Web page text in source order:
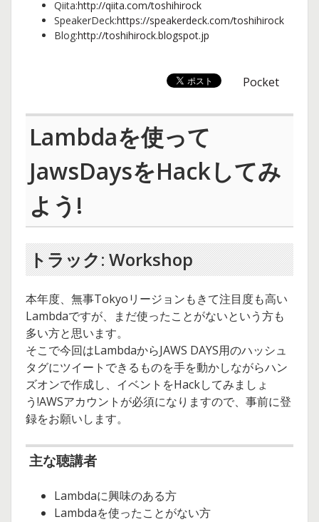
Qiita:http://qiita.com/toshihirock
SpeakerDeck:https://speakerdeck.com/toshihirock
Blog:http://toshihirock.blogspot.jp
Pocket
Lambdaを使って
JawsDaysをHackしてみ
よう!
トラック: Workshop
本年度、無事Tokyoリージョンもきて注目度も高い
Lambdaですが、まだ使ったことがないという方も
多い方と思います。
そこで今回はLambdaからJAWS DAYS用のハッシュ
タグにツイートできるものを手を動かしながらハン
ズオンで作成し、イベントをHackしてみましょ
う!AWSアカウントが必須になりますので、事前に登
録をお願いします。
主な聴講者
Lambdaに興味のある方
Lambdaを使ったことがない方